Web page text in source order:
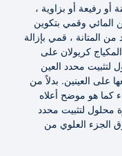
أو رفيعة أو بزاوية ،
المائي وقمي بتكوين
المتانة ، قمي بإزالة
كريولان على
محدد العين
على العينين. بدلاً من
كما هو موضح أعلاه
محلول لتثبيت محدد
الجزء العلوي من